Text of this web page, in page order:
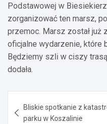
Podstawowej w
zorganizować ten marsz,
przemoc. Marsz został już
oficjalne wydarzenie, które
Będziemy szli w ciszy
dodała.
wpisu
Bliskie spotkanie z
parku w Koszalinie